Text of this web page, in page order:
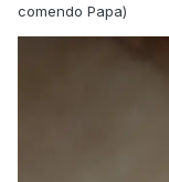
comendo Papa)